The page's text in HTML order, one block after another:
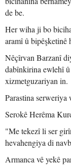
de be.
Her wiha ji bo
aramî û bipêşketinê
Nêçîrvan Barzanî
dabînkirina ewlehî
xizmetguzariyan in.
Parastina serweriya
Serokê Herêma
"Me tekezî li ser
hevahengiya di
Armanca vê yekê